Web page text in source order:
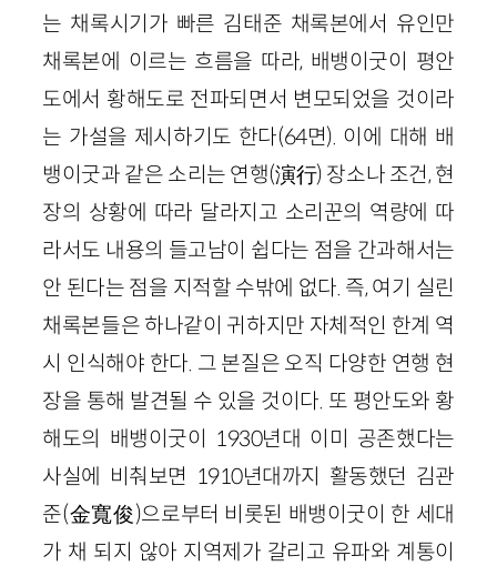
는 채록시기가 빠른 김태준 채록본에서 유인만
채록본에 이르는 흐름을 따라, 배뱅이굿이 평안
도에서 황해도로 전파되면서 변모되었을 것이라
는 가설을 제시하기도 한다(64면). 이에 대해 배
뱅이굿과 같은 소리는 연행(演行) 장소나 조건, 현
장의 상황에 따라 달라지고 소리꾼의 역량에 따
라서도 내용의 들고남이 쉽다는 점을 간과해서는
안 된다는 점을 지적할 수밖에 없다. 즉, 여기 실린
채록본들은 하나같이 귀하지만 자체적인 한계 역
시 인식해야 한다. 그 본질은 오직 다양한 연행 현
장을 통해 발견될 수 있을 것이다. 또 평안도와 황
해도의 배뱅이굿이 1930년대 이미 공존했다는
사실에 비춰보면 1910년대까지 활동했던 김관
준(金寬俊)으로부터 비롯된 배뱅이굿이 한 세대
가 채 되지 않아 지역제가 갈리고 유파와 계통이